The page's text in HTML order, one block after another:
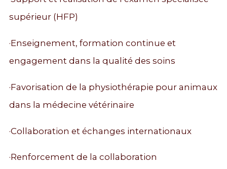
supérieur (HFP)
·Enseignement, formation continue et
engagement dans la qualité des soins
·Favorisation de la physiothérapie pour animaux
dans la médecine vétérinaire
·Collaboration et échanges internationaux
·Renforcement de la collaboration